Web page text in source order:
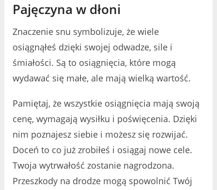
Pajęczyna w dłoni
Znaczenie snu symbolizuje, że wiele
osiągnąłeś dzięki swojej odwadze, sile i
śmiałości. Są to osiągnięcia, które mogą
wydawać się małe, ale mają wielką wartość.
Pamiętaj, że wszystkie osiągnięcia mają swoją
cenę, wymagają wysiłku i poświęcenia. Dzięki
nim poznajesz siebie i możesz się rozwijać.
Doceń to co już zrobiłeś i osiągaj nowe cele.
Twoja wytrwałość zostanie nagrodzona.
Przeszkody na drodze mogą spowolnić Twój